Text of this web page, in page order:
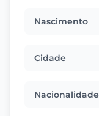
Nascimento
Cidade
Nacionalidade